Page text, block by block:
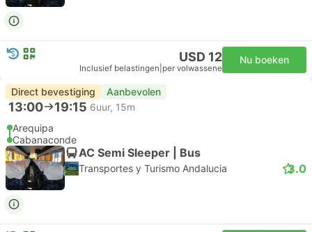
USD 12
Inclusief belastingen per volwassene
Nu boeken
Direct bevestiging Aanbevolen
13:00 19:15 6uur, 15m
Arequipa
Cabanaconde
AC Semi Sleeper | Bus
Transportes y Turismo Andalucia 3.0